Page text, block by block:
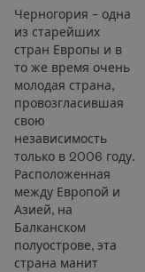
Черногория – одна
из старейших
стран Европы и в
то же время очень
молодая страна,
провозгласившая
свою
независимость
только в 2006 году.
Расположенная
между Европой и
Азией, на
Балканском
полуострове, эта
страна манит